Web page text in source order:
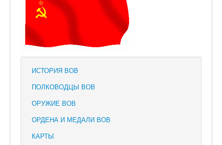
ИСТОРИЯ ВОВ
ПОЛКОВОДЦЫ ВОВ
ОРУЖИЕ ВОВ
ОРДЕНА И МЕДАЛИ ВОВ
КАРТЫ